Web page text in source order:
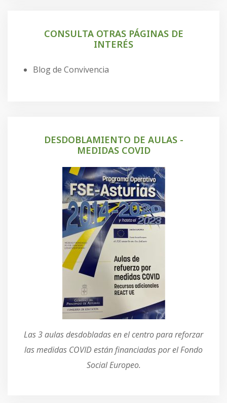
CONSULTA OTRAS PÁGINAS DE
INTERÉS
Blog de Convivencia
DESDOBLAMIENTO DE AULAS -
MEDIDAS COVID
Las 3 aulas desdobladas en el centro para reforzar
las medidas COVID están financiadas por el Fondo
Social Europeo.